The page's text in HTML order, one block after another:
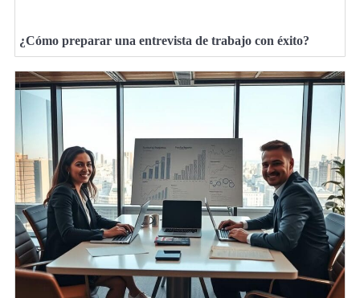
¿Cómo preparar una entrevista de trabajo con éxito?